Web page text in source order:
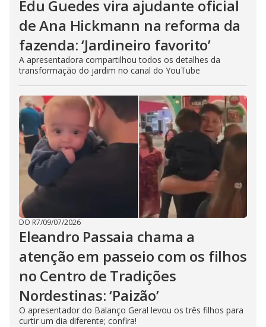
Edu Guedes vira ajudante oficial
de Ana Hickmann na reforma da
fazenda: ‘Jardineiro favorito’
A apresentadora compartilhou todos os detalhes da
transformação do jardim no canal do YouTube
DO R7/09/07/2026
Eleandro Passaia chama a
atenção em passeio com os filhos
no Centro de Tradições
Nordestinas: ‘Paizão’
O apresentador do Balanço Geral levou os três filhos para
curtir um dia diferente; confira!